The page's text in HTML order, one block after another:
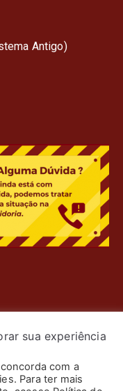
Antigo)
sua experiência
com a
Para ter mais